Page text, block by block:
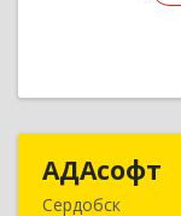
АДАсофт
Сердобск